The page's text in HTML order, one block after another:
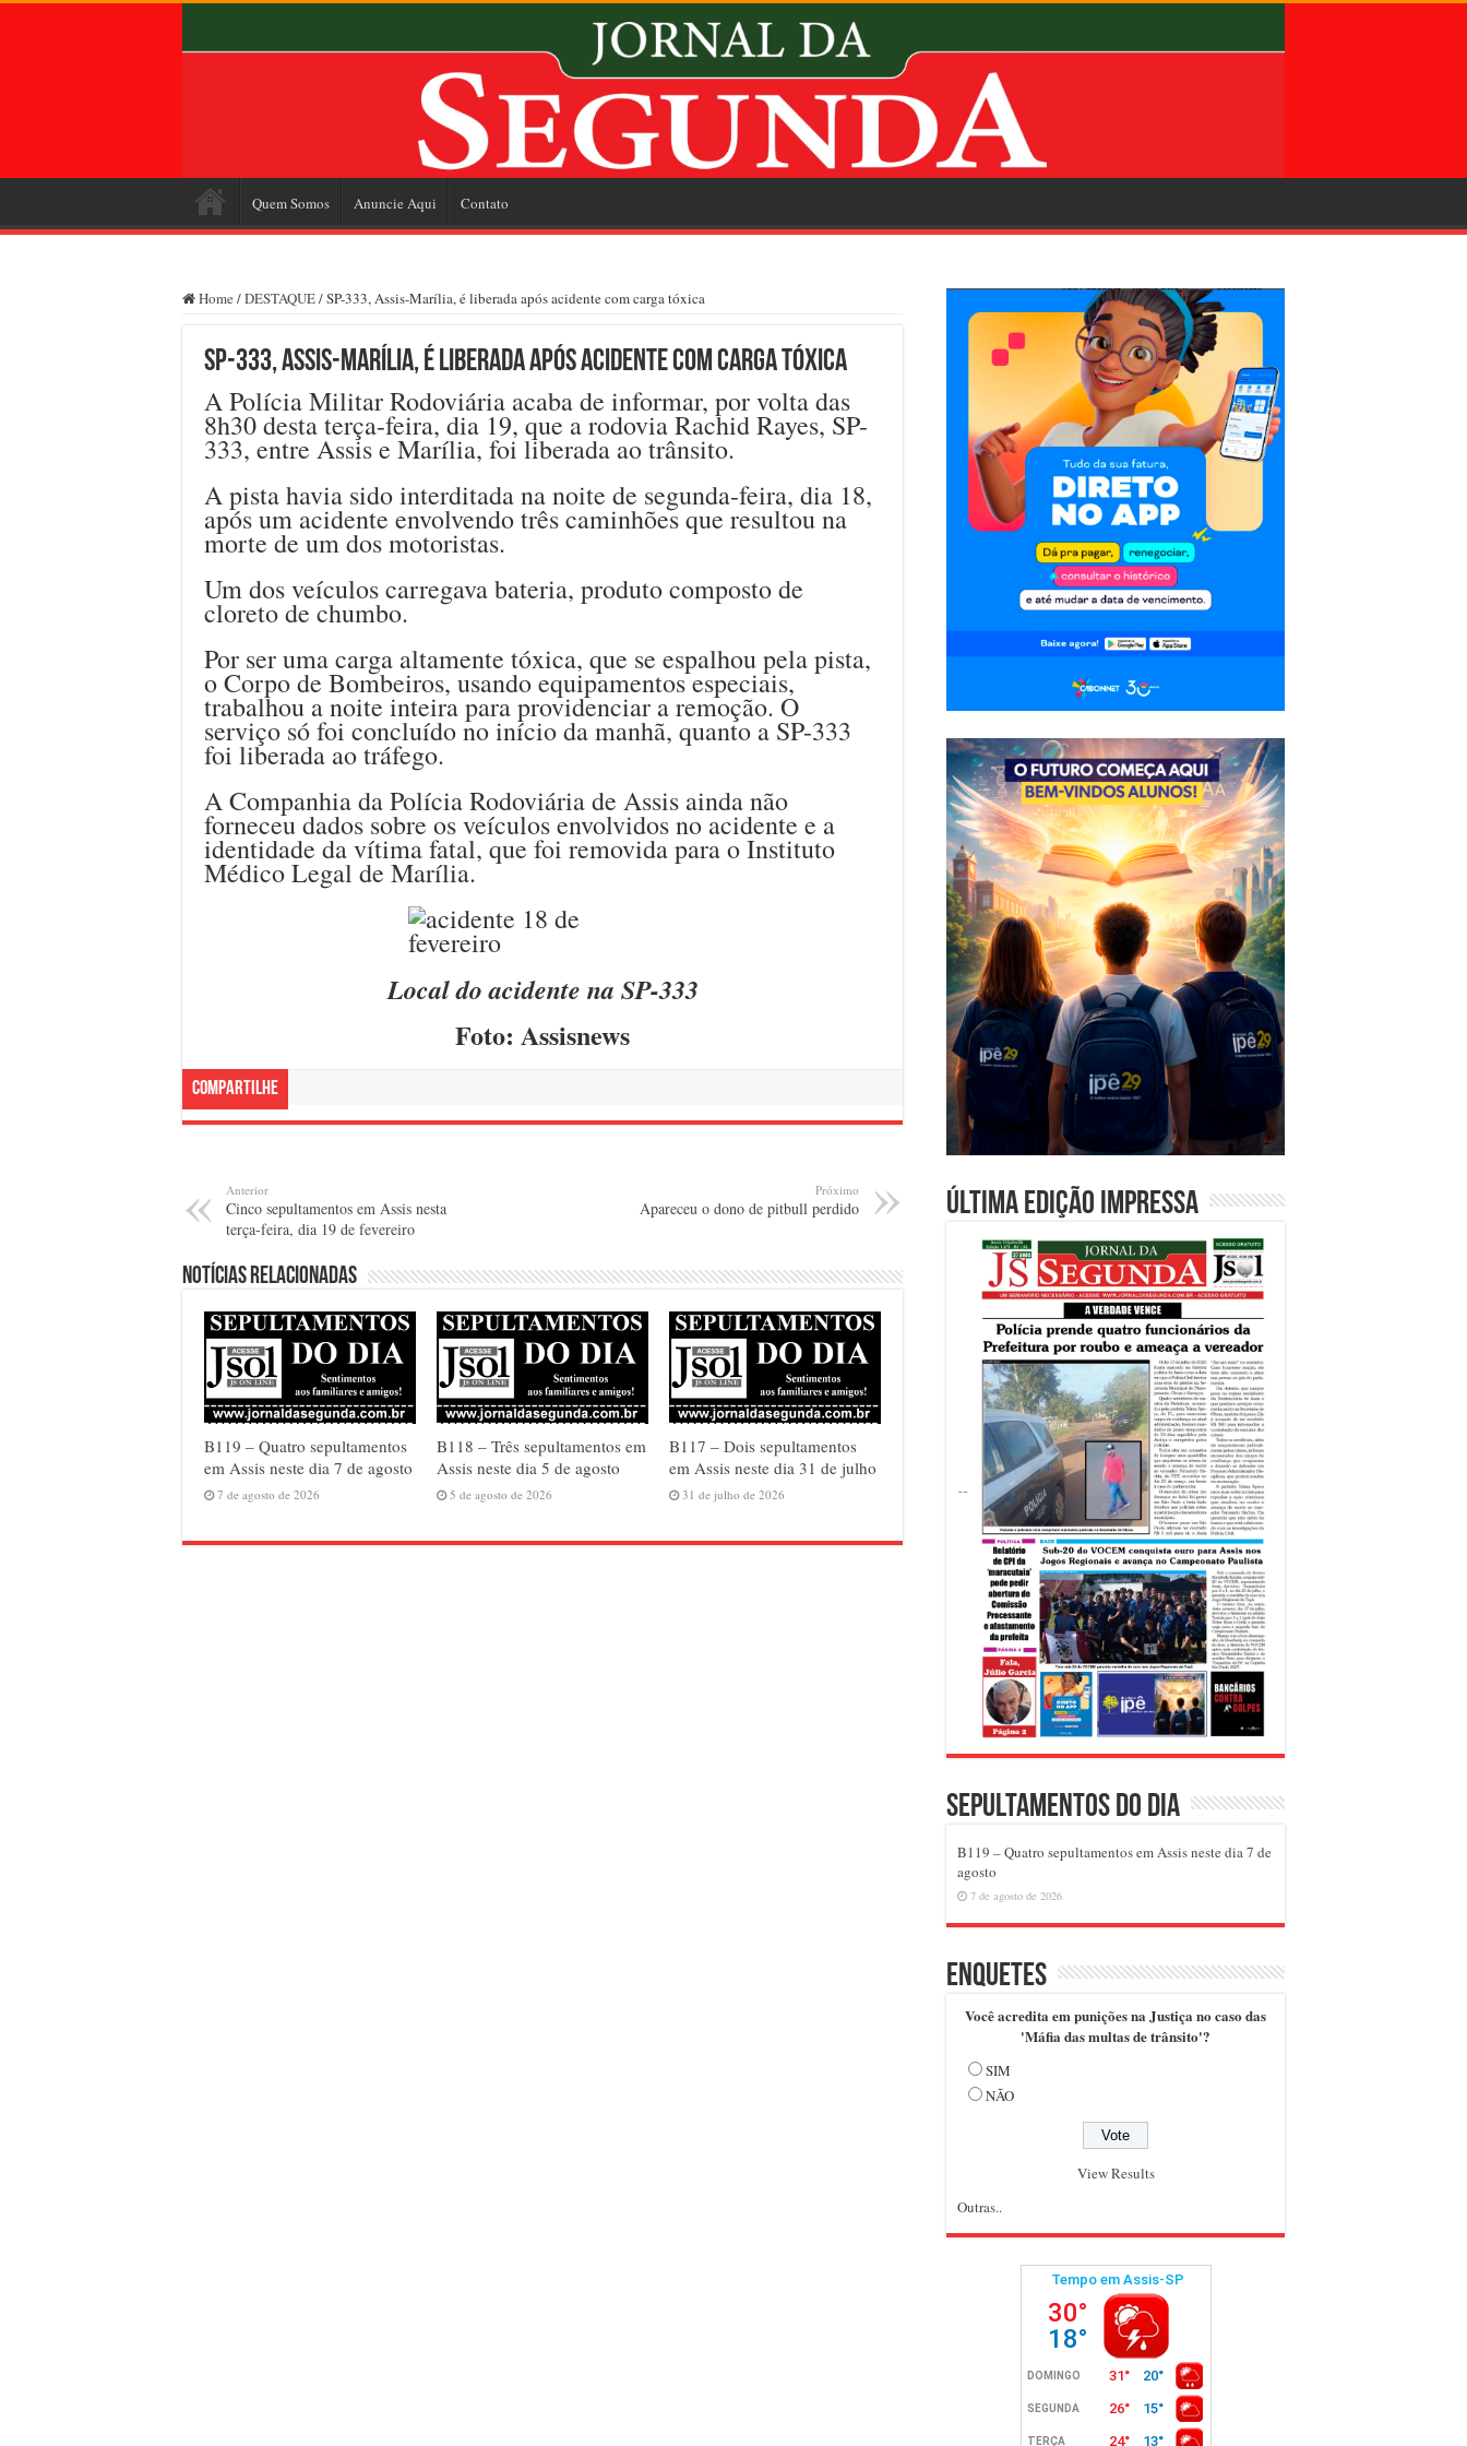
Quem Somos Anuncie Aqui Contato
Home /DESTAQUE/SP-333, Assis-Marília, é liberada após acidente com carga tóxica
SP-333, Assis-Marília, é liberada após acidente com carga tóxica
A Polícia Militar Rodoviária acaba de informar, por volta das
8h30 desta terça-feira, dia 19, que a rodovia Rachid Rayes, SP-
333, entre Assis e Marília, foi liberada ao trânsito.
A pista havia sido interditada na noite de segunda-feira, dia 18,
após um acidente envolvendo três caminhões que resultou na
morte de um dos motoristas.
Um dos veículos carregava bateria, produto composto de
cloreto de chumbo.
Por ser uma carga altamente tóxica, que se espalhou pela pista,
o Corpo de Bombeiros, usando equipamentos especiais,
trabalhou a noite inteira para providenciar a remoção. O
serviço só foi concluído no início da manhã, quanto a SP-333
foi liberada ao tráfego.
A Companhia da Polícia Rodoviária de Assis ainda não
forneceu dados sobre os veículos envolvidos no acidente e a
identidade da vítima fatal, que foi removida para o Instituto
Médico Legal de Marília.
Local do acidente na SP-333
Foto: Assisnews
Compartilhe
Anterior
Cinco sepultamentos em Assis nesta
terça-feira, dia 19 de fevereiro
Próximo
Apareceu o dono de pitbull perdido
Notícias relacionadas
B119 – Quatro sepultamentos
em Assis neste dia 7 de agosto
7 de agosto de 2026
B118 – Três sepultamentos em
Assis neste dia 5 de agosto
5 de agosto de 2026
B117 – Dois sepultamentos
em Assis neste dia 31 de julho
31 de julho de 2026
Última edição impressa
Sepultamentos do dia
B119 – Quatro sepultamentos em Assis neste dia 7 de
agosto
7 de agosto de 2026
Enquetes
Você acredita em punições na Justiça no caso das
'Máfia das multas de trânsito'?
SIM
NÃO
View Results
Outras..